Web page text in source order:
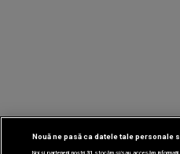
Nouă ne pasă ca datele tale personale